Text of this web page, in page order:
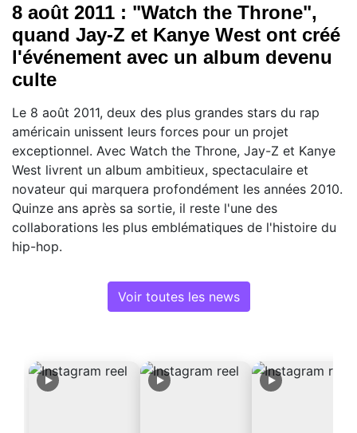
8 août 2011 : "Watch the Throne",
quand Jay-Z et Kanye West ont créé
l'événement avec un album devenu
culte
Le 8 août 2011, deux des plus grandes stars du rap
américain unissent leurs forces pour un projet
exceptionnel. Avec Watch the Throne, Jay-Z et Kanye
West livrent un album ambitieux, spectaculaire et
novateur qui marquera profondément les années 2010.
Quinze ans après sa sortie, il reste l'une des
collaborations les plus emblématiques de l'histoire du
hip-hop.
Voir toutes les news